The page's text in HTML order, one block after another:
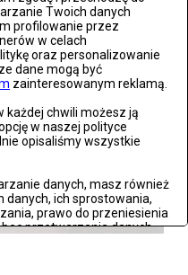
Twoich danych
profilowanie przez
w celach
oraz personalizowanie
dane mogą być
zainteresowanym reklamą.
każdej chwili możesz ją
w naszej polityce
opisaliśmy wszystkie
danych, masz również
danych, ich sprostowania,
prawo do przeniesienia
przetwarzania danych.
plików cookies,